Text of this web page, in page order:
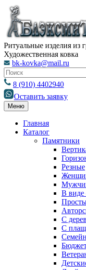
Ритуальные изделия из
Художественная ковка
bk-kovka@mail.ru
8 (910) 4402940
Оставить заявку
Меню
Главная
Каталог
Памятники
Резные
В виде
С
С